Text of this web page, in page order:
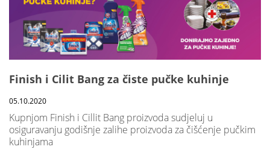
Finish i Cilit Bang za čiste pučke kuhinje
05.10.2020
Kupnjom Finish i Cillit Bang proizvoda sudjeluj u
osiguravanju godišnje zalihe proizvoda za čišćenje pučkim
kuhinjama